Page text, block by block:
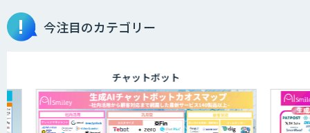
aiDAPTIV+
ELYZA Works with KDDI
今注目のカテゴリー
チャットボット